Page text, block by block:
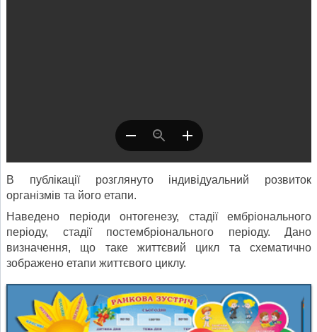
В публікації розглянуто індивідуальний розвиток
організмів та його етапи.
Наведено періоди онтогенезу, стадії ембріонального
періоду, стадії постембріонального періоду. Дано
визначення, що таке життєвий цикл та схематично
зображено етапи життєвого циклу.